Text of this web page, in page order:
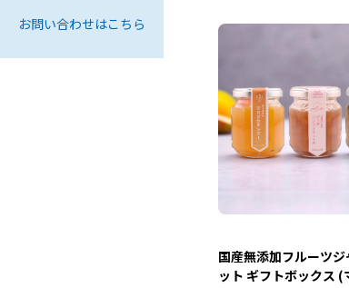
お問い合わせはこちら
国産無添加フルーツジ
ット ギフトボックス (